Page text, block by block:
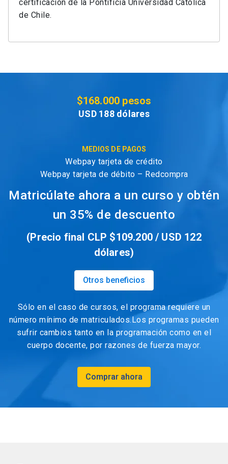
certificación de la Pontificia Universidad Católica
de Chile.
$168.000 pesos
USD 188 dólares
MEDIOS DE PAGOS
Webpay tarjeta de crédito
Webpay tarjeta de débito – Redcompra
Matricúlate ahora a un curso y obtén
un 35% de descuento
(Precio final CLP $109.200 / USD 122
dólares)
Otros beneficios
Sólo en el caso de cursos, el programa requiere un
número mínimo de matriculados.Los programas pueden
sufrir cambios tanto en la programación como en el
cuerpo docente, por razones de fuerza mayor.
Comprar ahora